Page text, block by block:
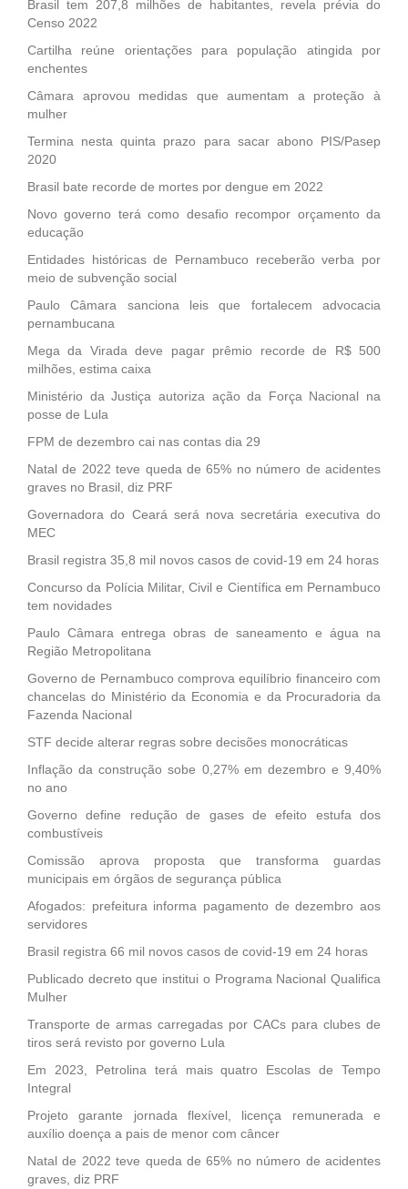
Brasil tem 207,8 milhões de habitantes, revela prévia do
Censo 2022
Cartilha reúne orientações para população atingida por
enchentes
Câmara aprovou medidas que aumentam a proteção à
mulher
Termina nesta quinta prazo para sacar abono PIS/Pasep
2020
Brasil bate recorde de mortes por dengue em 2022
Novo governo terá como desafio recompor orçamento da
educação
Entidades históricas de Pernambuco receberão verba por
meio de subvenção social
Paulo Câmara sanciona leis que fortalecem advocacia
pernambucana
Mega da Virada deve pagar prêmio recorde de R$ 500
milhões, estima caixa
Ministério da Justiça autoriza ação da Força Nacional na
posse de Lula
FPM de dezembro cai nas contas dia 29
Natal de 2022 teve queda de 65% no número de acidentes
graves no Brasil, diz PRF
Governadora do Ceará será nova secretária executiva do
MEC
Brasil registra 35,8 mil novos casos de covid-19 em 24 horas
Concurso da Polícia Militar, Civil e Científica em Pernambuco
tem novidades
Paulo Câmara entrega obras de saneamento e água na
Região Metropolitana
Governo de Pernambuco comprova equilíbrio financeiro com
chancelas do Ministério da Economia e da Procuradoria da
Fazenda Nacional
STF decide alterar regras sobre decisões monocráticas
Inflação da construção sobe 0,27% em dezembro e 9,40%
no ano
Governo define redução de gases de efeito estufa dos
combustíveis
Comissão aprova proposta que transforma guardas
municipais em órgãos de segurança pública
Afogados: prefeitura informa pagamento de dezembro aos
servidores
Brasil registra 66 mil novos casos de covid-19 em 24 horas
Publicado decreto que institui o Programa Nacional Qualifica
Mulher
Transporte de armas carregadas por CACs para clubes de
tiros será revisto por governo Lula
Em 2023, Petrolina terá mais quatro Escolas de Tempo
Integral
Projeto garante jornada flexível, licença remunerada e
auxílio doença a pais de menor com câncer
Natal de 2022 teve queda de 65% no número de acidentes
graves, diz PRF